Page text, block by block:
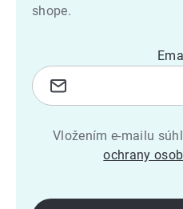
shope.
Vložením e-mailu
ochrany